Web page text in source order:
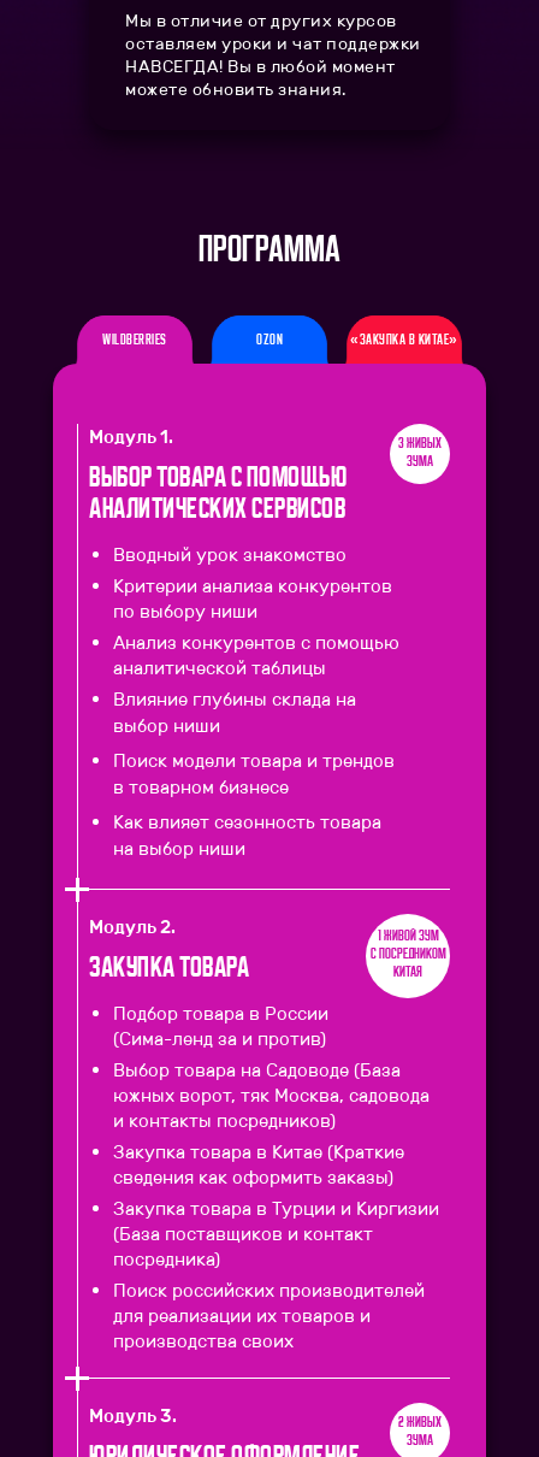
Мы в отличие от других курсов
оставляем уроки и чат поддержки
НАВСЕГДА! Вы в любой момент
можете обновить знания.
Программа
Wildberries OZON «закупка в китае»
1 живой зум
с посредником
Китая
3 живых
зума
2 живых
зума
Модуль 1.
Выбор товара с помощью
аналитических сервисов
Вводный урок знакомство
Критерии анализа конкурентов
по выбору ниши
Анализ конкурентов с помощью
аналитической таблицы
Влияние глубины склада на
выбор ниши
Модуль 2.
Закупка Товара
Подбор товара в России
(Сима-ленд за и против)
Выбор товара на Садоводе (База
южных ворот, тяк Москва, садовода
и контакты посредников)
Закупка товара в Китае (Краткие
сведения как оформить заказы)
Закупка товара в Турции и Киргизии
(База поставщиков и контакт
посредника)
Модуль 3.
Поиск модели товара и трендов
в товарном бизнесе
Как влияет сезонность товара
на выбор ниши
Поиск российских производителей
для реализации их товаров и
производства своих